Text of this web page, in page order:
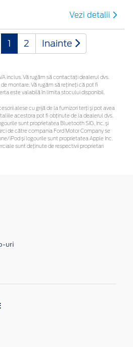
Vezi detalii
1 2 Inainte
inclus. Vă rugăm să contactaţi dealerul dvs.
montare. Vă rugăm să rețineți că pot fi
este valabilă în limita stocului disponibil.
alese cu grijă de la furnizori terți și pot avea
acestora pot fi obținute de la dealerul dvs.
sunt proprietatea Bluetooth SIG, Inc. și
de către compania Ford Motor Company se
iPod și logourile sunt proprietatea Apple Inc.
sunt deținute de respectivii proprietari
uri